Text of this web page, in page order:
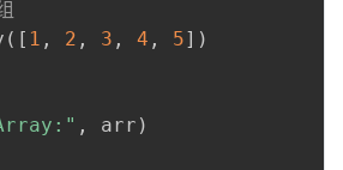
( [ 1 , 2 , 3 , 4 , 5] )
, arr )